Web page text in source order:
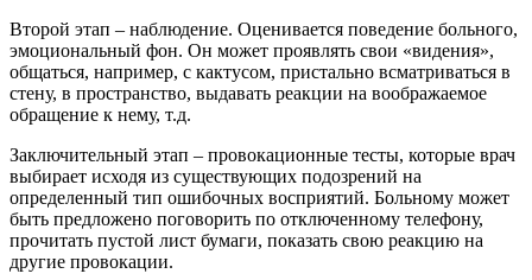
Второй этап – наблюдение. Оценивается поведение больного,
эмоциональный фон. Он может проявлять свои «видения»,
общаться, например, с кактусом, пристально всматриваться в
стену, в пространство, выдавать реакции на воображаемое
обращение к нему, т.д.
Заключительный этап – провокационные тесты, которые врач
выбирает исходя из существующих подозрений на
определенный тип ошибочных восприятий. Больному может
быть предложено поговорить по отключенному телефону,
прочитать пустой лист бумаги, показать свою реакцию на
другие провокации.